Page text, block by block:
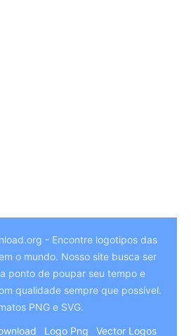
- Encontre logotipos das
o mundo. Nosso site busca ser
ponto de poupar seu tempo e
qualidade sempre que possível.
PNG e SVG.
Logo Png Vector Logos
Italian
Hindi
German